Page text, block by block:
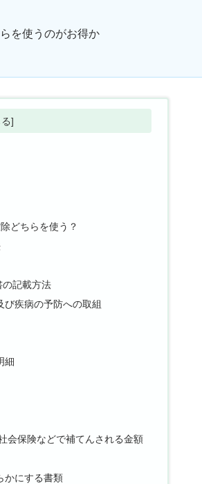
を使うのがお得か
どちらを使う？
の記載方法
疾病の予防への取組
細
会保険などで補てんされる金額
かにする書類